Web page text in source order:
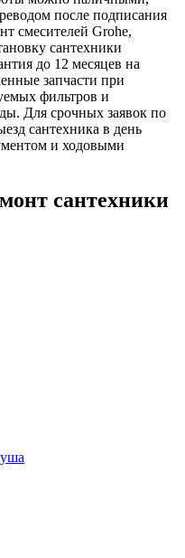
после подписания
смесителей Grohe,
сантехники
до 12 месяцев на
запчасти при
фильтров и
Для срочных заявок по
сантехника в день
и ходовыми
сантехники